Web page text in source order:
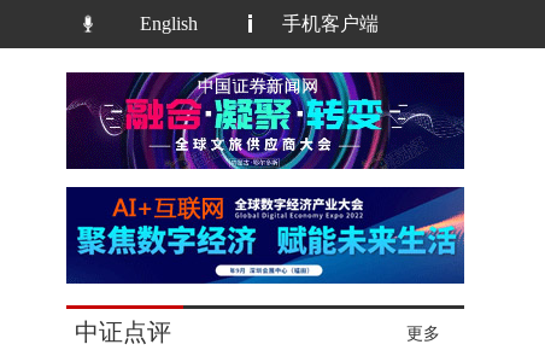
English 手机客户端
中证点评 更多